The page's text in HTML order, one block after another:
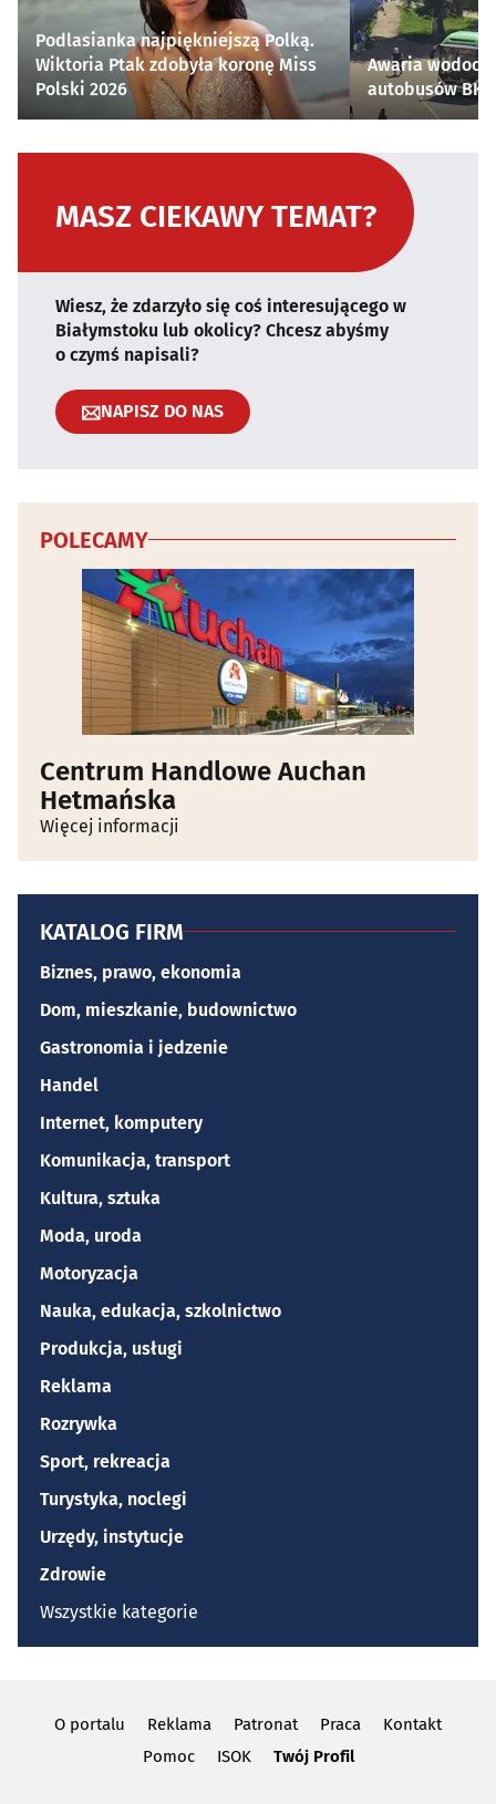
Podlasianka najpiękniejszą Polką.
Wiktoria Ptak zdobyła koronę Miss
Polski 2026
Awaria
autobusów
MASZ CIEKAWY TEMAT?
Wiesz, że zdarzyło się coś interesującego w
Białymstoku lub okolicy? Chcesz abyśmy
o czymś napisali?
NAPISZ DO NAS
POLECAMY
Centrum Handlowe Auchan
Hetmańska
Więcej informacji
KATALOG FIRM
Biznes, prawo, ekonomia
Dom, mieszkanie, budownictwo
Gastronomia i jedzenie
Handel
Internet, komputery
Komunikacja, transport
Kultura, sztuka
Moda, uroda
Motoryzacja
Nauka, edukacja, szkolnictwo
Produkcja, usługi
Reklama
Rozrywka
Sport, rekreacja
Turystyka, noclegi
Urzędy, instytucje
Zdrowie
Wszystkie kategorie
O portalu Reklama Patronat Praca
Kontakt
Pomoc
ISOK Twój Profil